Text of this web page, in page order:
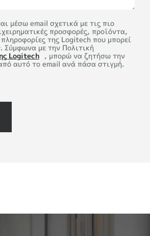
μέσω email σχετικά με τις πιο
προσφορές, προϊόντα,
πληροφορίες της Logitech που μπορεί
Σύμφωνα με την Πολιτική
Logitech , μπορώ να ζητήσω την
αυτό το email ανά πάσα στιγμή.